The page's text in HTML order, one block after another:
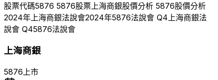
股票代碼5876 5876股票 上海商銀股價分析 5876股價分析
2024年 上海商銀法說會2024年5876法說會 Q4 上海商銀法
說會 Q45876法說會
上海商銀
5876 上市